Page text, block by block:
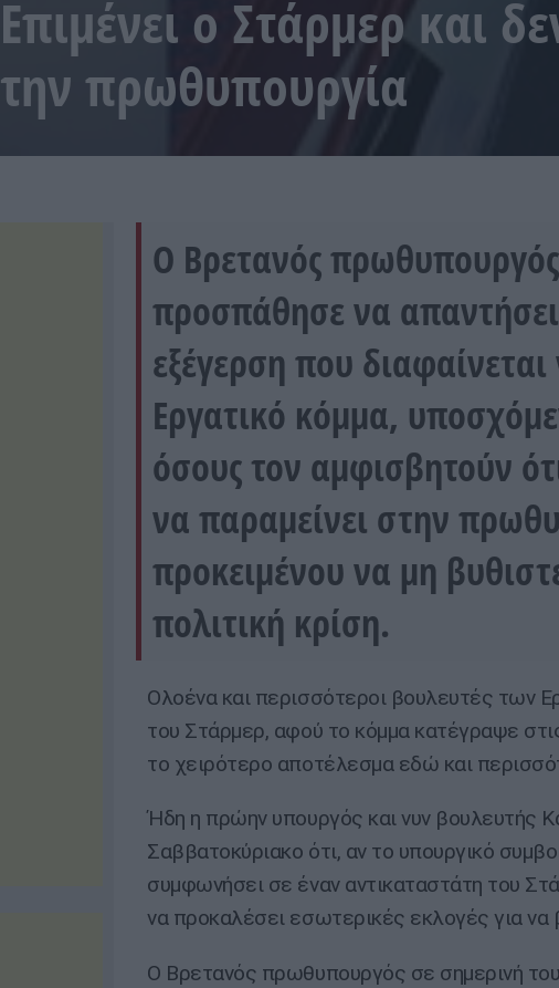
Επιμένει ο Στάρμερ και
την πρωθυπουργία
Ο Βρετανός
προσπάθησε να
εξέγερση που
Εργατικό κόμμα,
όσους τον αμφισβητούν
να παραμείνει στην
προκειμένου να μη
πολιτική κρίση.
Ολοένα και περισσότεροι βουλευτές των
του Στάρμερ, αφού το κόμμα κατέγραψε
το χειρότερο αποτέλεσμα εδώ και
Ήδη η πρώην υπουργός και νυν βουλευτής
Σαββατοκύριακο ότι, αν το υπουργικό
συμφωνήσει σε έναν αντικαταστάτη του
να προκαλέσει εσωτερικές εκλογές για να
Ο Βρετανός πρωθυπουργός σε σημερινή του